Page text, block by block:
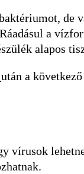
de
a
alapos
után a
vírusok